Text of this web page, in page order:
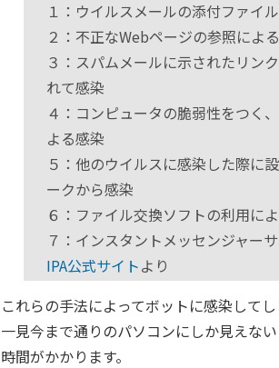
１：ウイルスメールの添付ファイ
２：不正なWebページの参照によ
３：スパムメールに示されたリン
れて感染
４：コンピュータの脆弱性をつく
よる感染
５：他のウイルスに感染した際に
ークから感染
６：ファイル交換ソフトの利用に
７：インスタントメッセンジャー
IPA公式サイトより
これらの手法によってボットに感染してし
一見今まで通りのパソコンにしか見えな
時間がかかります。